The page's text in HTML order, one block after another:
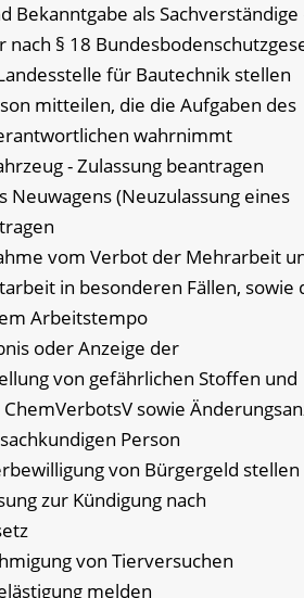
Bekanntgabe als
nach § 18
für Bautechnik stellen
mitteilen, die die Aufgaben des
wahrnimmt
- Zulassung beantragen
Neuwagens (Neuzulassung eines
vom Verbot der Mehrarbeit
in besonderen Fällen, sowie
Arbeitstempo
oder Anzeige der
von gefährlichen Stoffen und
sowie
Person
von Bürgergeld stellen
zur Kündigung nach
von Tierversuchen
melden